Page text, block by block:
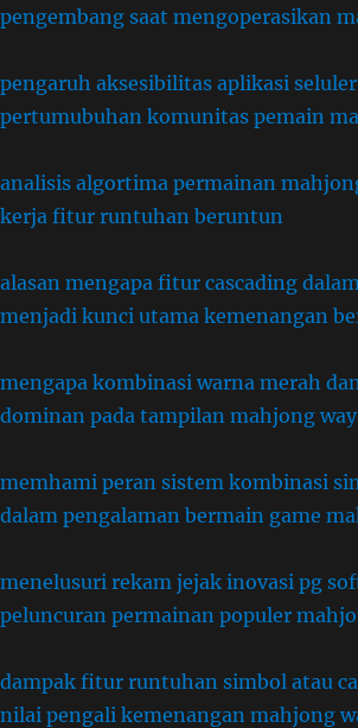
pengembang saat mengoperasikan
pengaruh aksesibilitas aplikasi
pertumubuhan komunitas pemain
analisis algortima permainan
kerja fitur runtuhan beruntun
alasan mengapa fitur cascading
menjadi kunci utama kemenangan
mengapa kombinasi warna merah
dominan pada tampilan mahjong
memhami peran sistem kombinasi
dalam pengalaman bermain game
menelusuri rekam jejak inovasi pg
peluncuran permainan populer
dampak fitur runtuhan simbol atau
nilai pengali kemenangan mahjong